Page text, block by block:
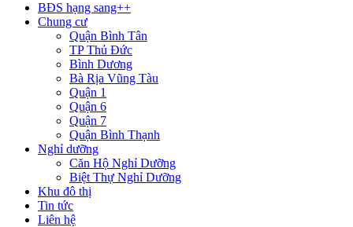
BĐS hạng sang++
Chung cư
Quận Bình Tân
TP Thủ Đức
Bình Dương
Bà Rịa Vũng Tàu
Quận 1
Quận 6
Quận 7
Quận Bình Thạnh
Nghỉ dưỡng
Căn Hộ Nghỉ Dưỡng
Biệt Thự Nghỉ Dưỡng
Khu đô thị
Tin tức
Liên hệ